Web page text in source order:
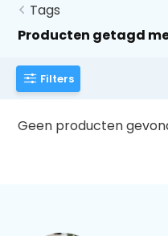
Tags
Producten getagd
Filters
Geen producten